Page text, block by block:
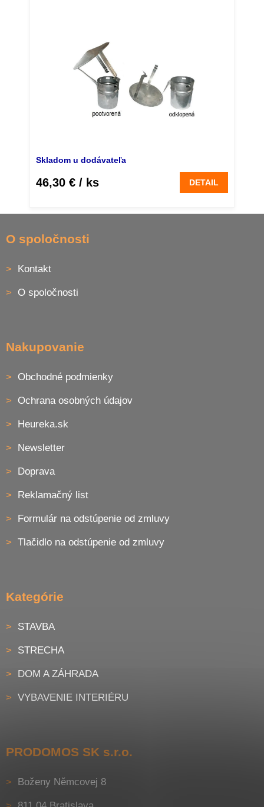
Skladom u dodávateľa
46,30 € / ks DETAIL
O spoločnosti
Kontakt
O spoločnosti
Nakupovanie
Obchodné podmienky
Ochrana osobných údajov
Heureka.sk
Newsletter
Doprava
Reklamačný list
Formulár na odstúpenie od zmluvy
Tlačidlo na odstúpenie od zmluvy
Kategórie
STAVBA
STRECHA
DOM A ZÁHRADA
VYBAVENIE INTERIÉRU
PRODOMOS SK s.r.o.
Boženy Němcovej 8